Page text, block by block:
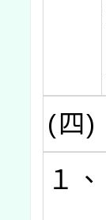
(四)
１、